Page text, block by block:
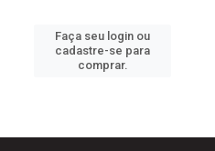
Faça seu login ou
cadastre-se para
comprar.